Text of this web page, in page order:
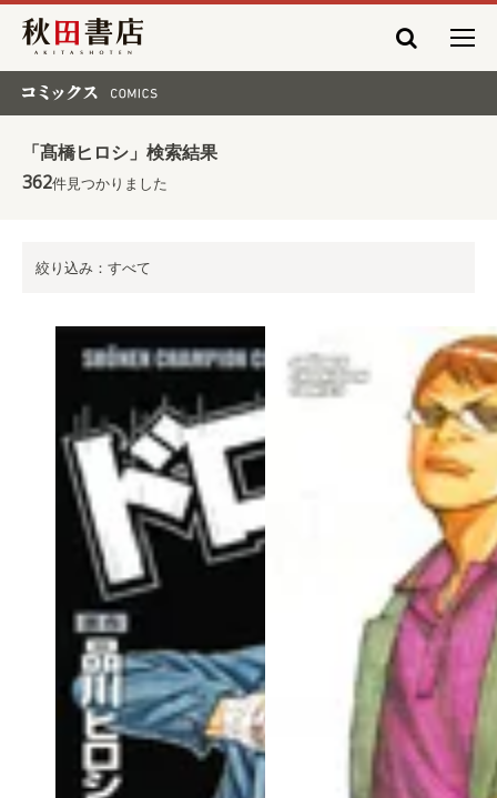
秋田書店
「髙橋ヒロシ」検索結果
362件見つかりました
絞り込み：すべて